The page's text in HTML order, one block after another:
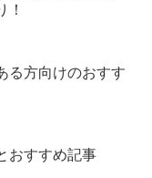
！
る方向けのおすす
おすすめ記事